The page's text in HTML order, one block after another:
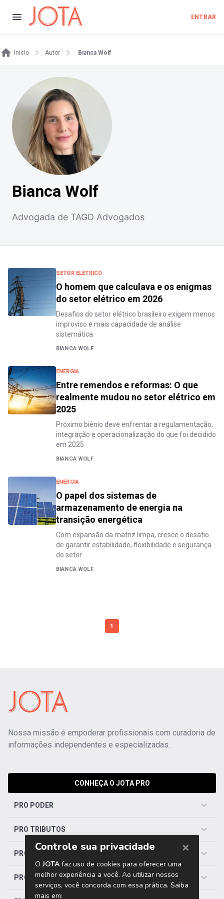
ENTRAR
Início Autor Bianca Wolf
Bianca Wolf
Advogada de TAGD Advogados
SETOR ELÉTRICO
O homem que calculava e os enigmas
do setor elétrico em 2026
Desafios do setor elétrico brasileiro exigem menos
improviso e mais capacidade de análise
sistemática
BIANCA WOLF
ENERGIA
Entre remendos e reformas: O que
realmente mudou no setor elétrico em
2025
Próximo biênio deve enfrentar a regulamentação,
integração e operacionalização do que foi decidido
em 2025
BIANCA WOLF
ENERGIA
O papel dos sistemas de
armazenamento de energia na
transição energética
Com expansão da matriz limpa, cresce o desafio
de garantir estabilidade, flexibilidade e segurança
do setor
BIANCA WOLF
1
Nossa missão é empoderar profissionais com curadoria de
informações independentes e especializadas.
CONHEÇA O JOTA PRO
PRO PODER
PRO TRIBUTOS
PRO TRABALHISTA
PRO SAÚDE